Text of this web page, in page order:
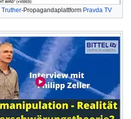
Truther-Propagandaplattform Pravda TV